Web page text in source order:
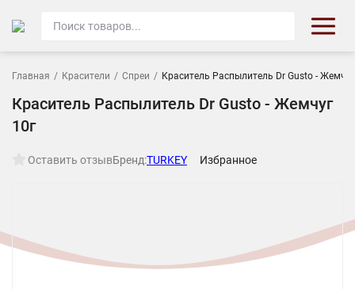
Главная / Красители / Спреи / Краситель Распылитель Dr Gusto -
Краситель Распылитель Dr Gusto - Жемчуг
10г
Оставить отзывБренд:TURKEY Избранное